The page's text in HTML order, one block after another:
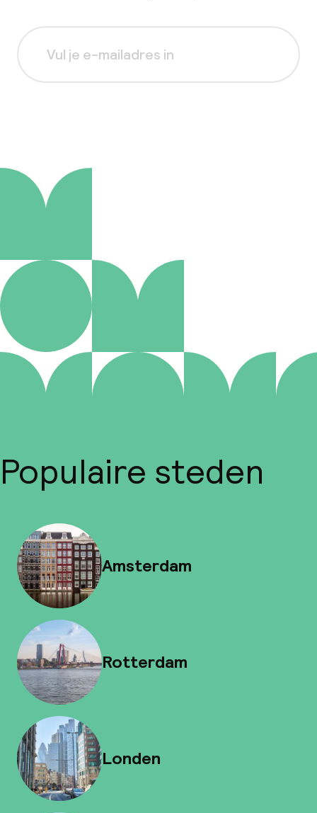
Populaire steden
Amsterdam
Rotterdam
Londen